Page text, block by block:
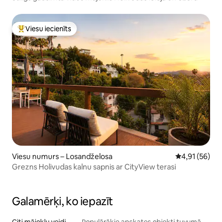
Populārs viesu iecienīts mājoklis
Viesu iecienīts
Viesu numurs – Losandželosa Vidējais
4,91 (56)
Grezns Holivudas kalnu sapnis ar CityView terasi
Galamērķi, ko iepazīt